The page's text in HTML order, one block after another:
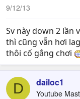
9/12/13
Sv này down 2 lần
thì cũng vẫn hơi
thôi cố gắng chơi
D dailoc1
Youtube